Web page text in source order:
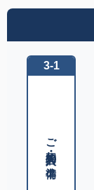
3-1
ご契約・入居の準備